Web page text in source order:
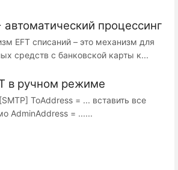
процессинг
EFT списаний – это механизм для
средств с банковской карты к...
в ручном режиме
ToAddress = ... вставить все
AdminAddress = ......